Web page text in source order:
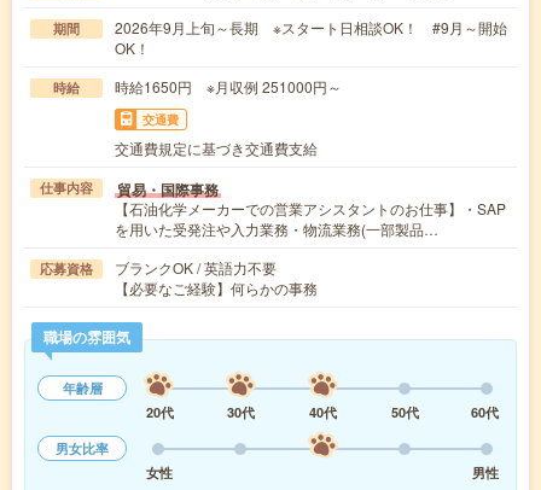
期間
2026年9月上旬～長期 ※スタート日相談OK！ #9月～開始
OK！
時給 時給1650円 ※月収例 251000円～
交通費
交通費規定に基づき交通費支給
仕事内容 貿易・国際事務
【石油化学メーカーでの営業アシスタントのお仕事】・SAP
を用いた受発注や入力業務・物流業務(一部製品…
応募資格
ブランクOK / 英語力不要
【必要なご経験】何らかの事務
職場の雰囲気
年齢層
20代
30代 40代 50代
60代
男女比率
女性
男性